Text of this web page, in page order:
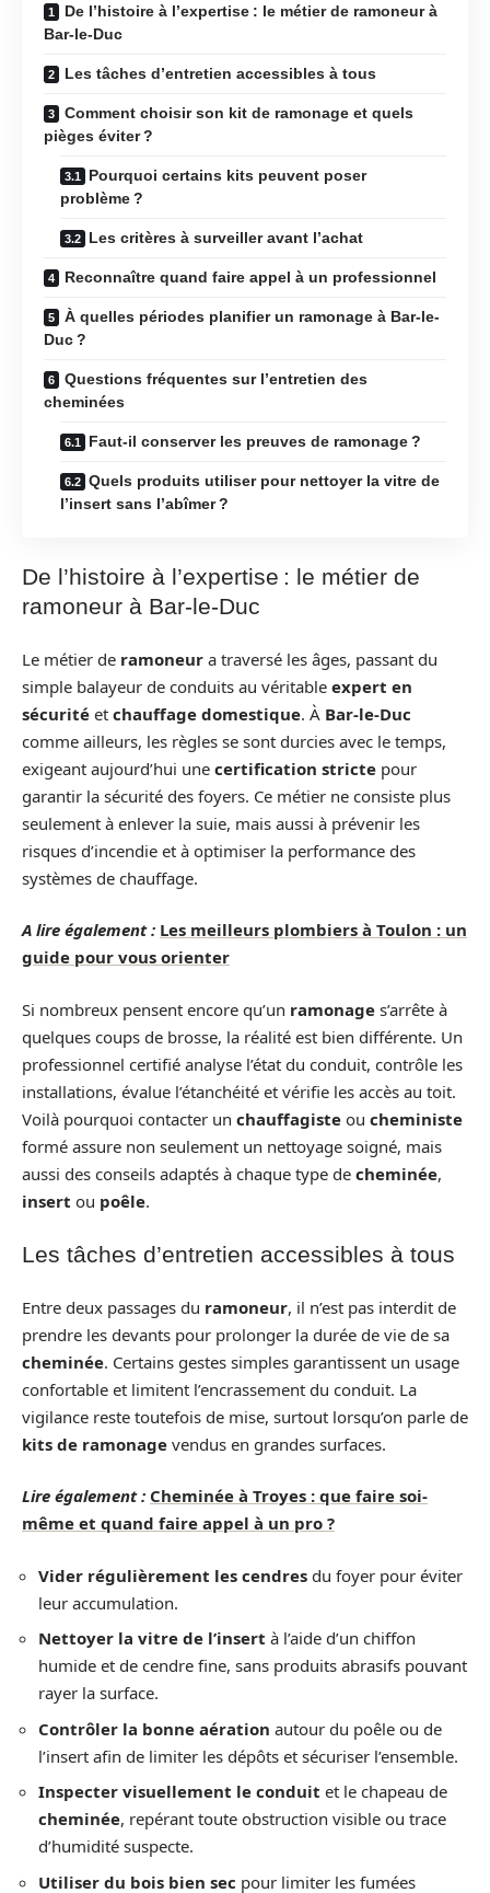
De l’histoire à l’expertise : le métier de ramoneur à
Bar-le-Duc
Les tâches d’entretien accessibles à tous
Comment choisir son kit de ramonage et quels
pièges éviter ?
Pourquoi certains kits peuvent poser
problème ?
Les critères à surveiller avant l’achat
Reconnaître quand faire appel à un professionnel
À quelles périodes planifier un ramonage à Bar-le-
Duc ?
Questions fréquentes sur l’entretien des
cheminées
Faut-il conserver les preuves de ramonage ?
Quels produits utiliser pour nettoyer la vitre de
l’insert sans l’abîmer ?
De l’histoire à l’expertise : le métier de
ramoneur à Bar-le-Duc
Le métier de ramoneur a traversé les âges, passant du
simple balayeur de conduits au véritable expert en
sécurité et chauffage domestique. À Bar-le-Duc
comme ailleurs, les règles se sont durcies avec le temps,
exigeant aujourd’hui une certification stricte pour
garantir la sécurité des foyers. Ce métier ne consiste plus
seulement à enlever la suie, mais aussi à prévenir les
risques d’incendie et à optimiser la performance des
systèmes de chauffage.
A lire également : Les meilleurs plombiers à Toulon : un
guide pour vous orienter
Si nombreux pensent encore qu’un ramonage s’arrête à
quelques coups de brosse, la réalité est bien différente. Un
professionnel certifié analyse l’état du conduit, contrôle les
installations, évalue l’étanchéité et vérifie les accès au toit.
Voilà pourquoi contacter un chauffagiste ou cheministe
formé assure non seulement un nettoyage soigné, mais
aussi des conseils adaptés à chaque type de cheminée,
insert ou poêle.
Les tâches d’entretien accessibles à tous
Entre deux passages du ramoneur, il n’est pas interdit de
prendre les devants pour prolonger la durée de vie de sa
cheminée. Certains gestes simples garantissent un usage
confortable et limitent l’encrassement du conduit. La
vigilance reste toutefois de mise, surtout lorsqu’on parle de
kits de ramonage vendus en grandes surfaces.
Lire également : Cheminée à Troyes : que faire soi-
même et quand faire appel à un pro ?
Vider régulièrement les cendres du foyer pour éviter
leur accumulation.
Nettoyer la vitre de l’insert à l’aide d’un chiffon
humide et de cendre fine, sans produits abrasifs pouvant
rayer la surface.
Contrôler la bonne aération autour du poêle ou de
l’insert afin de limiter les dépôts et sécuriser l’ensemble.
Inspecter visuellement le conduit et le chapeau de
cheminée, repérant toute obstruction visible ou trace
d’humidité suspecte.
Utiliser du bois bien sec pour limiter les fumées